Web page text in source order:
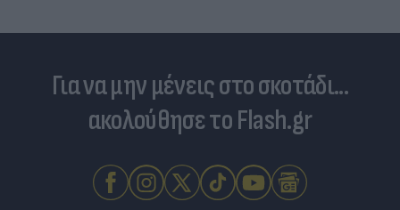
Για να μην μένεις στο σκοτάδι...
ακολούθησε το Flash.gr